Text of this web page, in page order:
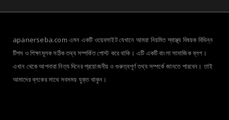
apanerseba.com এমন একটি ওয়েবসাইট যেখানে আমরা নিয়মিত স্বাস্থ্য বিষয়ক বিভিন্ন
টিপস ও শিক্ষামূলক সঠিক তথ্য সম্পর্কিত পোস্ট করে থাকি। এটি একটি বাংলা সামাজিক ব্লগ।
এখান থেকে আপনারা নিত্য দিনের প্রয়োজনীয় ও গুরুত্বপূর্ণ তথ্য সম্পর্কে জানতে পারবেন। তাই
আমাদের ব্লকের সাথে সবসময় যুক্ত থাকুন।